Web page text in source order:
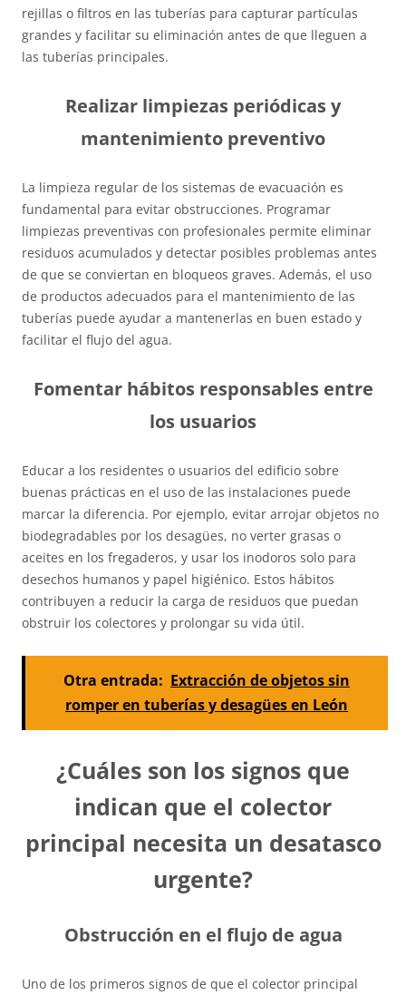
rejillas o filtros en las tuberías para capturar partículas
grandes y facilitar su eliminación antes de que lleguen a
las tuberías principales.
Realizar limpiezas periódicas y
mantenimiento preventivo
La limpieza regular de los sistemas de evacuación es
fundamental para evitar obstrucciones. Programar
limpiezas preventivas con profesionales permite eliminar
residuos acumulados y detectar posibles problemas antes
de que se conviertan en bloqueos graves. Además, el uso
de productos adecuados para el mantenimiento de las
tuberías puede ayudar a mantenerlas en buen estado y
facilitar el flujo del agua.
Fomentar hábitos responsables entre
los usuarios
Educar a los residentes o usuarios del edificio sobre
buenas prácticas en el uso de las instalaciones puede
marcar la diferencia. Por ejemplo, evitar arrojar objetos no
biodegradables por los desagües, no verter grasas o
aceites en los fregaderos, y usar los inodoros solo para
desechos humanos y papel higiénico. Estos hábitos
contribuyen a reducir la carga de residuos que puedan
obstruir los colectores y prolongar su vida útil.
Otra entrada: Extracción de objetos sin
romper en tuberías y desagües en León
¿Cuáles son los signos que
indican que el colector
principal necesita un desatasco
urgente?
Obstrucción en el flujo de agua
Uno de los primeros signos de que el colector principal